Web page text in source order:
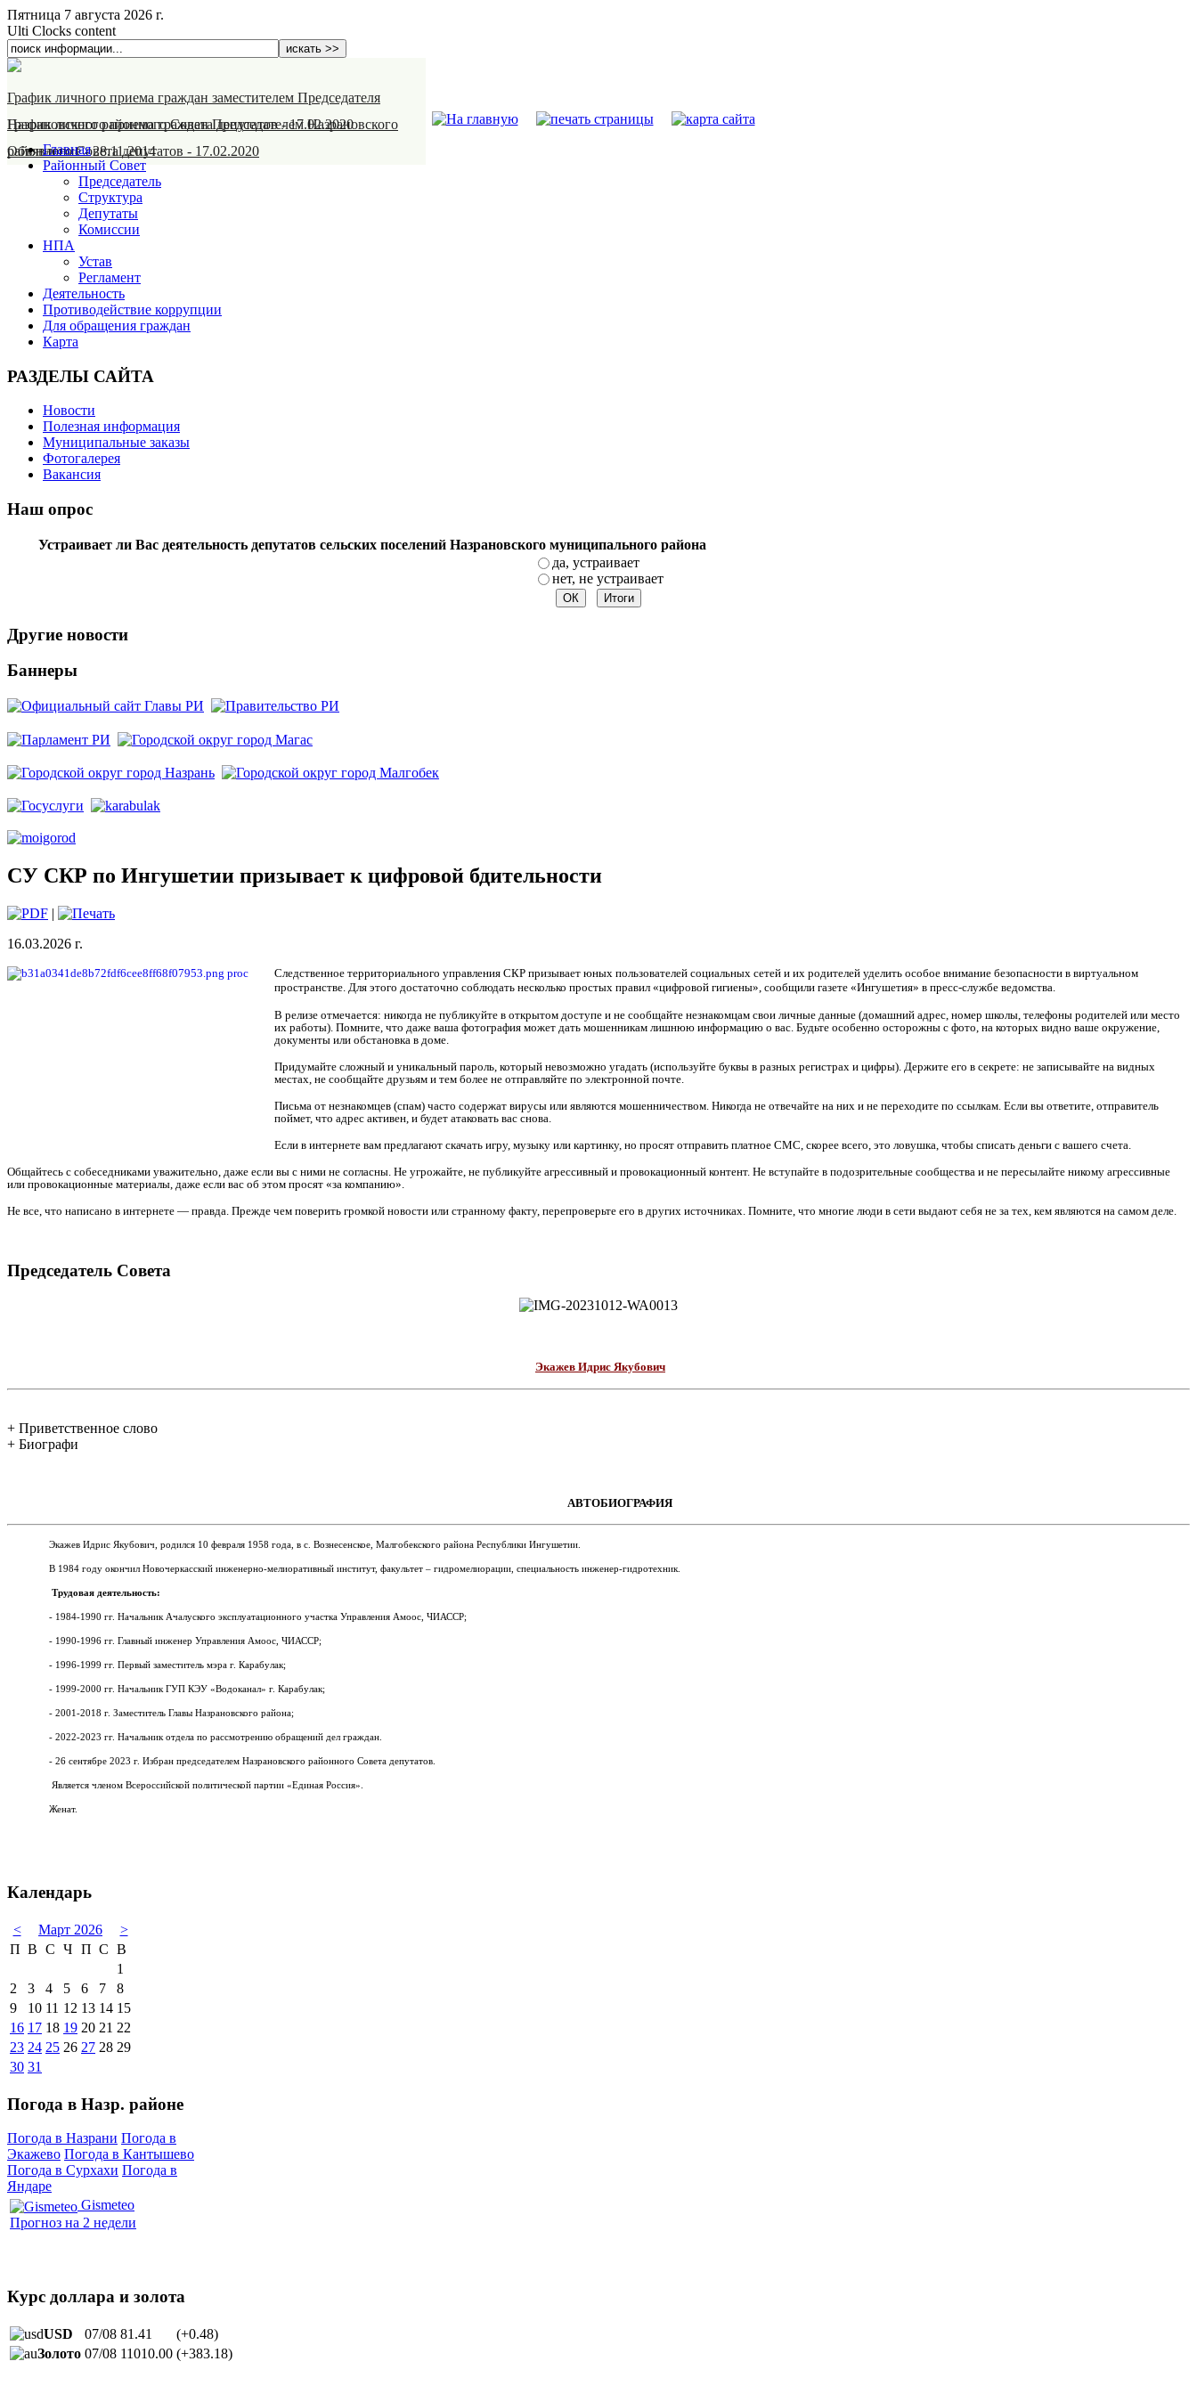
Пятница 7 августа 2026 г.
Ulti Clocks content
График личного приема граждан заместителем Председателя
Назрановского районного Совета депутатов-17.02.2020
График личного приема граждан Председателем Назрановского
районного Совета депутатов - 17.02.2020
Объявление-28.11.2014
Главная
Районный Совет
Председатель
Структура
Депутаты
Комиссии
НПА
Устав
Регламент
Деятельность
Противодействие коррупции
Для обращения граждан
Карта
РАЗДЕЛЫ САЙТА
Новости
Полезная информация
Муниципальные заказы
Фотогалерея
Вакансия
Наш опрос
Устраивает ли Вас деятельность депутатов сельских поселений Назрановского муниципального района
да, устраивает
нет, не устраивает
Другие новости
Баннеры
СУ СКР по Ингушетии призывает к цифровой бдительности
|
16.03.2026 г.
Следственное территориального управления СКР призывает юных пользователей социальных сетей и их родителей уделить особое внимание безопасности в виртуальном
пространстве. Для этого достаточно соблюдать несколько простых правил «цифровой гигиены», сообщили газете «Ингушетия» в пресс-службе ведомства.
В релизе отмечается: никогда не публикуйте в открытом доступе и не сообщайте незнакомцам свои личные данные (домашний адрес, номер школы, телефоны родителей или место
их работы). Помните, что даже ваша фотография может дать мошенникам лишнюю информацию о вас. Будьте особенно осторожны с фото, на которых видно ваше окружение,
документы или обстановка в доме.
Придумайте сложный и уникальный пароль, который невозможно угадать (используйте буквы в разных регистрах и цифры). Держите его в секрете: не записывайте на видных
местах, не сообщайте друзьям и тем более не отправляйте по электронной почте.
Письма от незнакомцев (спам) часто содержат вирусы или являются мошенничеством. Никогда не отвечайте на них и не переходите по ссылкам. Если вы ответите, отправитель
поймет, что адрес активен, и будет атаковать вас снова.
Если в интернете вам предлагают скачать игру, музыку или картинку, но просят отправить платное СМС, скорее всего, это ловушка, чтобы списать деньги с вашего счета.
Общайтесь с собеседниками уважительно, даже если вы с ними не согласны. Не угрожайте, не публикуйте агрессивный и провокационный контент. Не вступайте в подозрительные сообщества и не пересылайте никому агрессивные
или провокационные материалы, даже если вас об этом просят «за компанию».
Не все, что написано в интернете — правда. Прежде чем поверить громкой новости или странному факту, перепроверьте его в других источниках. Помните, что многие люди в сети выдают себя не за тех, кем являются на самом деле.
Председатель Совета
Экажев Идрис Якубович
+ Приветственное слово
+ Биографи
АВТОБИОГРАФИЯ
Экажев Идрис Якубович, родился 10 февраля 1958 года, в с.Вознесенское, Малгобекского района Республики Ингушетии.
В 1984 году окончил Новочеркасский инженерно-мелиоративный институт, факультет – гидромелиорации, специальность инженер-гидротехник.
Трудовая деятельность:
- 1984-1990 гг. Начальник Ачалуского эксплуатационного участка Управления Амоос, ЧИАССР;
- 1990-1996 гг. Главный инженер Управления Амоос, ЧИАССР;
- 1996-1999 гг. Первый заместитель мэра г. Карабулак;
- 1999-2000 гг. Начальник ГУП КЭУ «Водоканал» г. Карабулак;
- 2001-2018 г. Заместитель Главы Назрановского района;
- 2022-2023 гг. Начальник отдела по рассмотрению обращений дел граждан.
- 26 сентябре 2023 г. Избран председателем Назрановского районного Совета депутатов.
Является членом Всероссийской политической партии «Единая Россия».
Женат.
Календарь
< Март 2026
>
П В С Ч П С В
1
2
3 4 5 6 7
8
9
10 11 12 13 14 15
16 17 18 19 20 21 22
23 24 25 26 27 28 29
30 31
Погода в Назр. районе
Погода в Назрани Погода в
Экажево Погода в Кантышево
Погода в Сурхахи Погода в
Яндаре
Gismeteo
Прогноз на 2 недели
Курс доллара и золота
USD 07/08 81.41
(+0.48)
Золото 07/08 11010.00 (+383.18)